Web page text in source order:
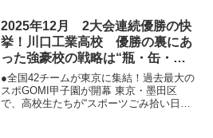
2025年12月 2大会連続優勝の快
挙！川口工業高校 優勝の裏にあ
った強豪校の戦略は“瓶・缶・ペ
ットボトル”重視──高校生ごみ拾
い日本一を決める「スポGOMI甲
子園2025全国大会」
●全国42チームが東京に集結！過去最大の
スポGOMI甲子園が開幕 東京・墨田区
で、高校生たちが“スポーツごみ拾い日本